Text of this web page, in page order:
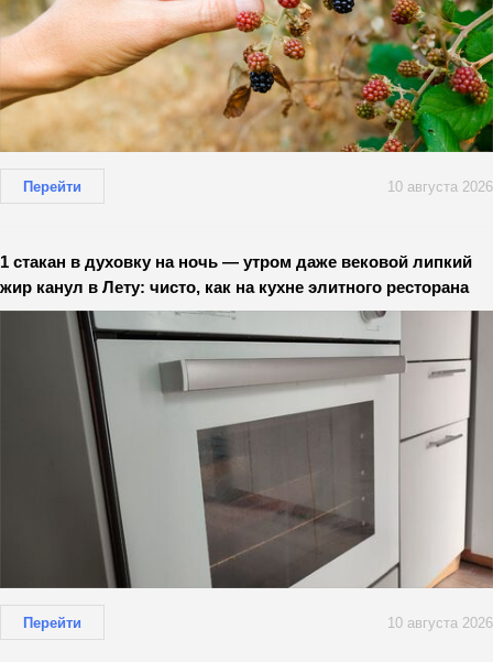
Перейти 10 августа 2026
1 стакан в духовку на ночь — утром даже вековой липкий
жир канул в Лету: чисто, как на кухне элитного ресторана
Перейти 10 августа 2026